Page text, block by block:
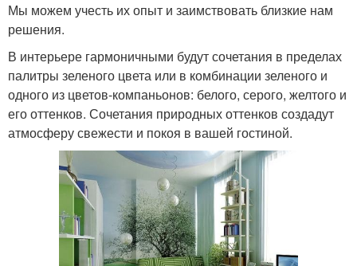
Мы можем учесть их опыт и заимствовать близкие нам
решения.
В интерьере гармоничными будут сочетания в пределах
палитры зеленого цвета или в комбинации зеленого и
одного из цветов-компаньонов: белого, серого, желтого и
его оттенков. Сочетания природных оттенков создадут
атмосферу свежести и покоя в вашей гостиной.